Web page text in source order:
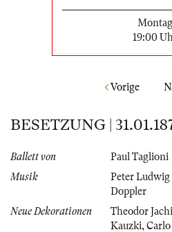
Montag
19:00
Vorige
BESETZUNG |
Ballett von
Paul Taglioni
Musik
Peter Ludwig
Doppler
Neue Dekorationen
Theodor
Kauzki,